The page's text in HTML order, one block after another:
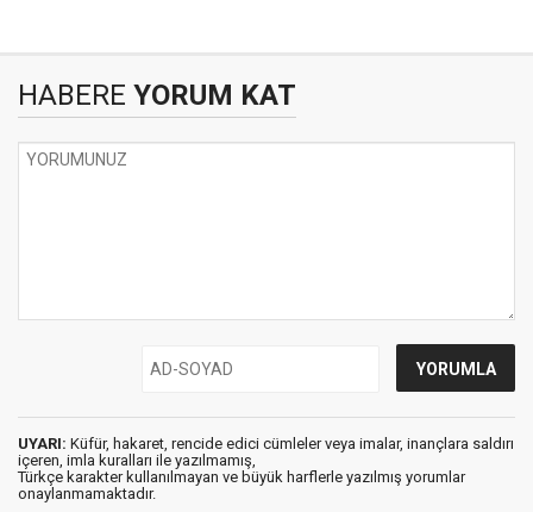
HABERE YORUM KAT
UYARI: Küfür, hakaret, rencide edici cümleler veya imalar, inançlara saldırı
içeren, imla kuralları ile yazılmamış,
Türkçe karakter kullanılmayan ve büyük harflerle yazılmış yorumlar
onaylanmamaktadır.